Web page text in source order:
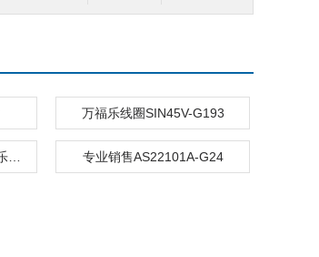
万福乐线圈SIN45V-G193
专业销售AS22101A-G24